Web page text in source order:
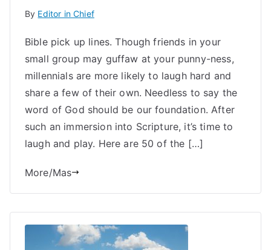
By Editor in Chief
Bible pick up lines. Though friends in your
small group may guffaw at your punny-ness,
millennials are more likely to laugh hard and
share a few of their own. Needless to say the
word of God should be our foundation. After
such an immersion into Scripture, it’s time to
laugh and play. Here are 50 of the […]
More/Mas